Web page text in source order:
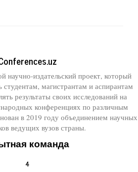
научно-издательский проект, который
студентам, магистрантам и аспирантам
результаты своих исследований на
конференциях по различным
в 2019 году объединением научных
ведущих вузов страны.
команда
4